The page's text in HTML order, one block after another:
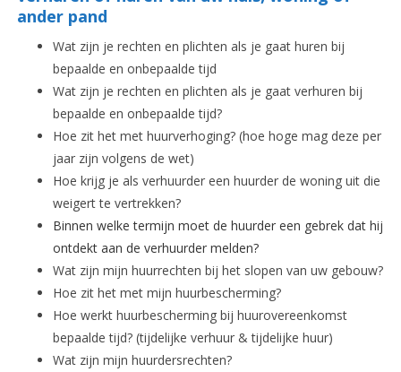
ander pand
Wat zijn je rechten en plichten als je gaat huren bij
bepaalde en onbepaalde tijd
Wat zijn je rechten en plichten als je gaat verhuren bij
bepaalde en onbepaalde tijd?
Hoe zit het met huurverhoging? (hoe hoge mag deze per
jaar zijn volgens de wet)
Hoe krijg je als verhuurder een huurder de woning uit die
weigert te vertrekken?
Binnen welke termijn moet de huurder een gebrek dat hij
ontdekt aan de verhuurder melden?
Wat zijn mijn huurrechten bij het slopen van uw gebouw?
Hoe zit het met mijn huurbescherming?
Hoe werkt huurbescherming bij huurovereenkomst
bepaalde tijd? (tijdelijke verhuur & tijdelijke huur)
Wat zijn mijn huurdersrechten?